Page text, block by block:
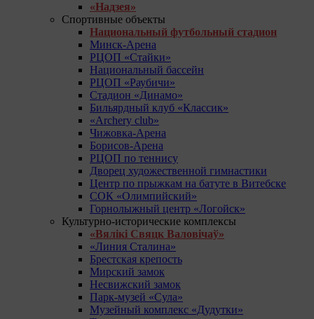
«Надзея»
Спортивные объекты
Национальный футбольный стадион
Минск-Арена
РЦОП «Стайки»
Национальный бассейн
РЦОП «Раубичи»
Стадион «Динамо»
Бильярдный клуб «Классик»
«Archery club»
Чижовка-Арена
Борисов-Арена
РЦОП по теннису
Дворец художественной гимнастики
Центр по прыжкам на батуте в Витебске
СОК «Олимпийский»
Горнолыжный центр «Логойск»
Культурно-исторические комплексы
«Вялікі Свяцк Валовічаў»
«Линия Сталина»
Брестская крепость
Мирский замок
Несвижский замок
Парк-музей «Сула»
Музейный комплекс «Дудутки»